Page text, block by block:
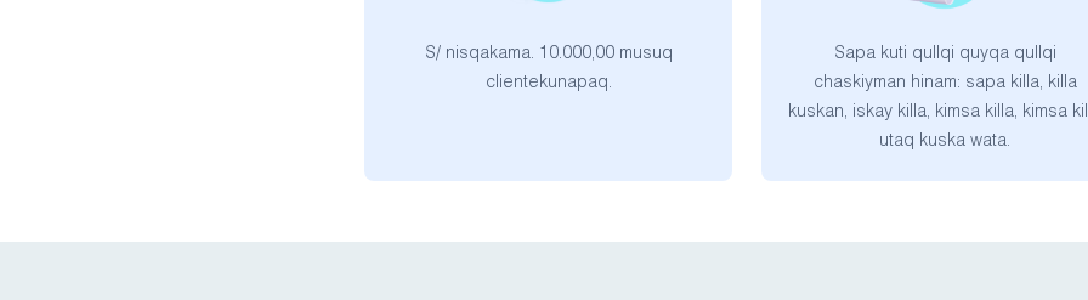
S/ nisqakama. 10.000,00 musuq
clientekunapaq.
Sapa kuti qullqi quyqa qullqi
chaskiyman hinam: sapa killa, killa
kuskan, iskay killa, kimsa killa, kimsa
utaq kuska wata.